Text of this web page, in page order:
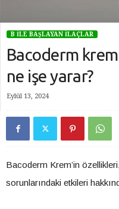
B İLE BAŞLAYAN İLAÇLAR
Bacoderm
ne işe yarar?
Eylül 13, 2024
Bacoderm Krem’in
sorunlarındaki etkileri